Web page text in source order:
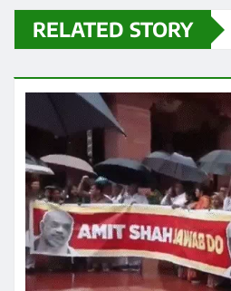
RELATED STORY